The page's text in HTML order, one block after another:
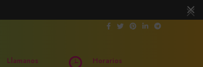
Llamanos Horarios